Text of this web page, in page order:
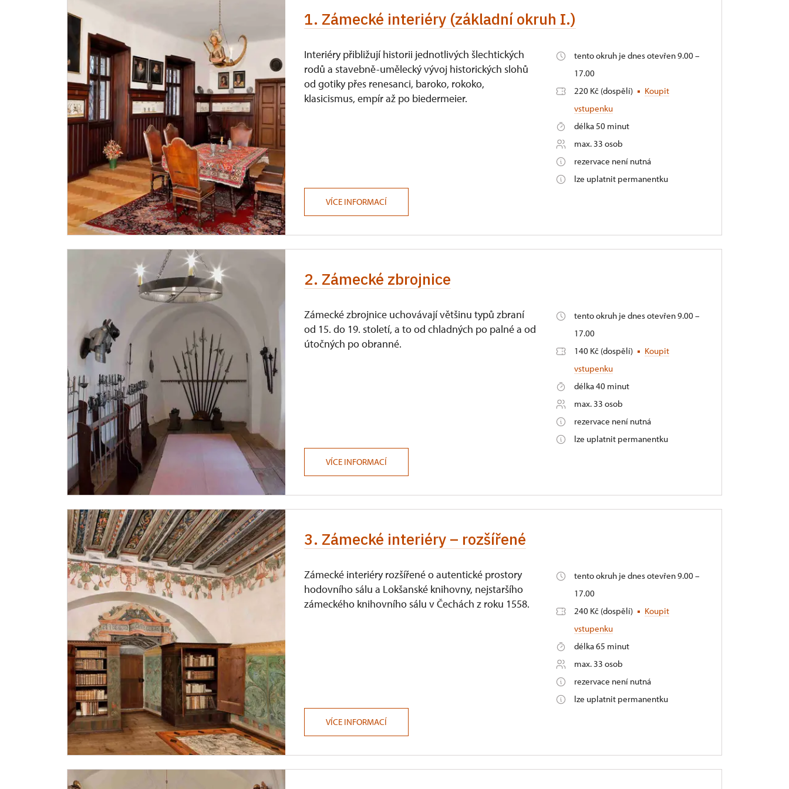
Průkaz Náš člověk (pouze držitel)
zdarma
1. Zámecké interiéry (základní okruh I.)
Interiéry přibližují historii jednotlivých šlechtických
rodů a stavebně-umělecký vývoj historických slohů
od gotiky přes renesanci, baroko, rokoko,
klasicismus, empír až po biedermeier.
tento okruh je dnes otevřen 9.00 –
17.00
220 Kč (dospělí)
Koupit
vstupenku
délka 50 minut
max. 33 osob
rezervace není nutná
lze uplatnit permanentku
VÍCE INFORMACÍ
2. Zámecké zbrojnice
Zámecké zbrojnice uchovávají většinu typů zbraní
od 15. do 19. století, a to od chladných po palné a od
útočných po obranné.
tento okruh je dnes otevřen 9.00 –
17.00
140 Kč (dospělí)
Koupit
vstupenku
délka 40 minut
max. 33 osob
rezervace není nutná
lze uplatnit permanentku
VÍCE INFORMACÍ
3. Zámecké interiéry – rozšířené
Zámecké interiéry rozšířené o autentické prostory
hodovního sálu a Lokšanské knihovny, nejstaršího
zámeckého knihovního sálu v Čechách z roku 1558.
tento okruh je dnes otevřen 9.00 –
17.00
240 Kč (dospělí)
Koupit
vstupenku
délka 65 minut
max. 33 osob
rezervace není nutná
lze uplatnit permanentku
VÍCE INFORMACÍ